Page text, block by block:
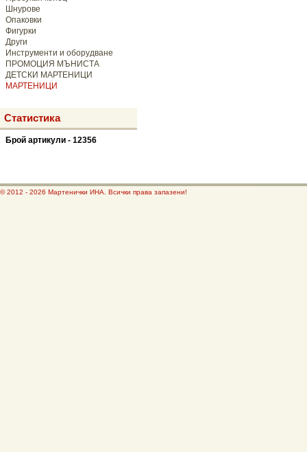
Шнурове
Опаковки
Фигурки
Други
Инструменти и оборудване
ПРОМОЦИЯ МЪНИСТА
ДЕТСКИ МАРТЕНИЦИ
МАРТЕНИЦИ
Статистика
Брой артикули - 12356
© 2012 - 2026 Мартенички ИНА. Всички права запазени!